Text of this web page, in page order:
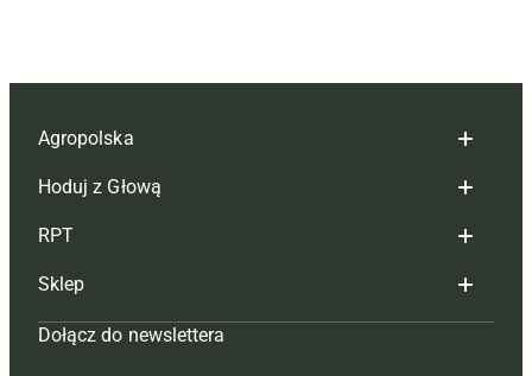
Agropolska
Redakcja
Reklama
Tagi
Mapa serwisu
Hoduj z Głową
Hoduj z głową bydło
Hoduj z głową świnie
Prenumerata
RPT
Redakcja
Prenumerata
Sklep
Czasopisma i prenumerata
Dołącz do newslettera